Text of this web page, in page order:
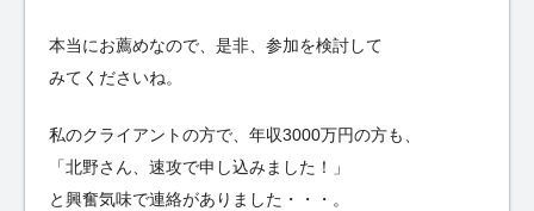
本当にお薦めなので、是非、参加を検討して
みてくださいね。
私のクライアントの方で、年収3000万円の方も、
「北野さん、速攻で申し込みました！」
と興奮気味で連絡がありました・・・。